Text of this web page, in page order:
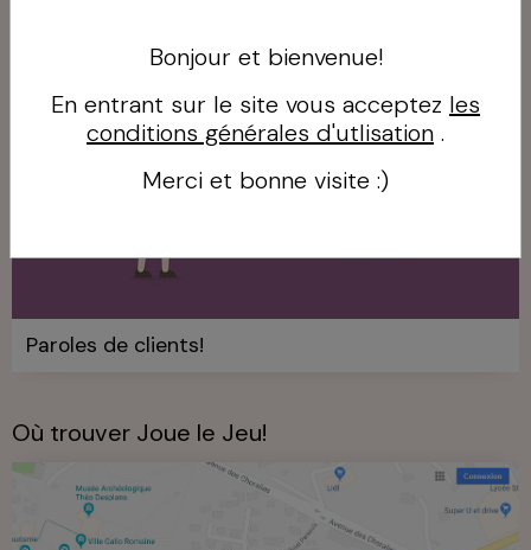
Paroles de clients!
Où trouver Joue le Jeu!
Bonjour et bienvenue!
En entrant sur le site vous acceptez les
conditions générales d'utlisation .
Merci et bonne visite :)